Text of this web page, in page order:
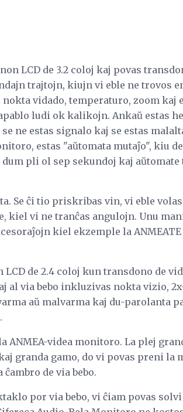
LCD de 3.2 coloj kaj povas
trajtojn, kiujn vi eble ne trovos
vidado, temperaturo, zoom kaj
ludi ok kalikojn. Ankaŭ estas
ne estas signalo kaj se estas
estas "aŭtomata mutaĵo", kiu
pli ol sep sekundoj kaj
Se ĉi tio priskribas vin, vi eble
kiel vi ne tranĉas angulojn. Unu
kiel ekzemple la
de 2.4 coloj kun transdono de
via bebo inkluzivas nokta vizio,
aŭ malvarma kaj du-parolanta
ANMEA-videa monitoro. La plej
granda gamo, do vi povas preni la
de via bebo.
por via bebo, vi ĉiam povas